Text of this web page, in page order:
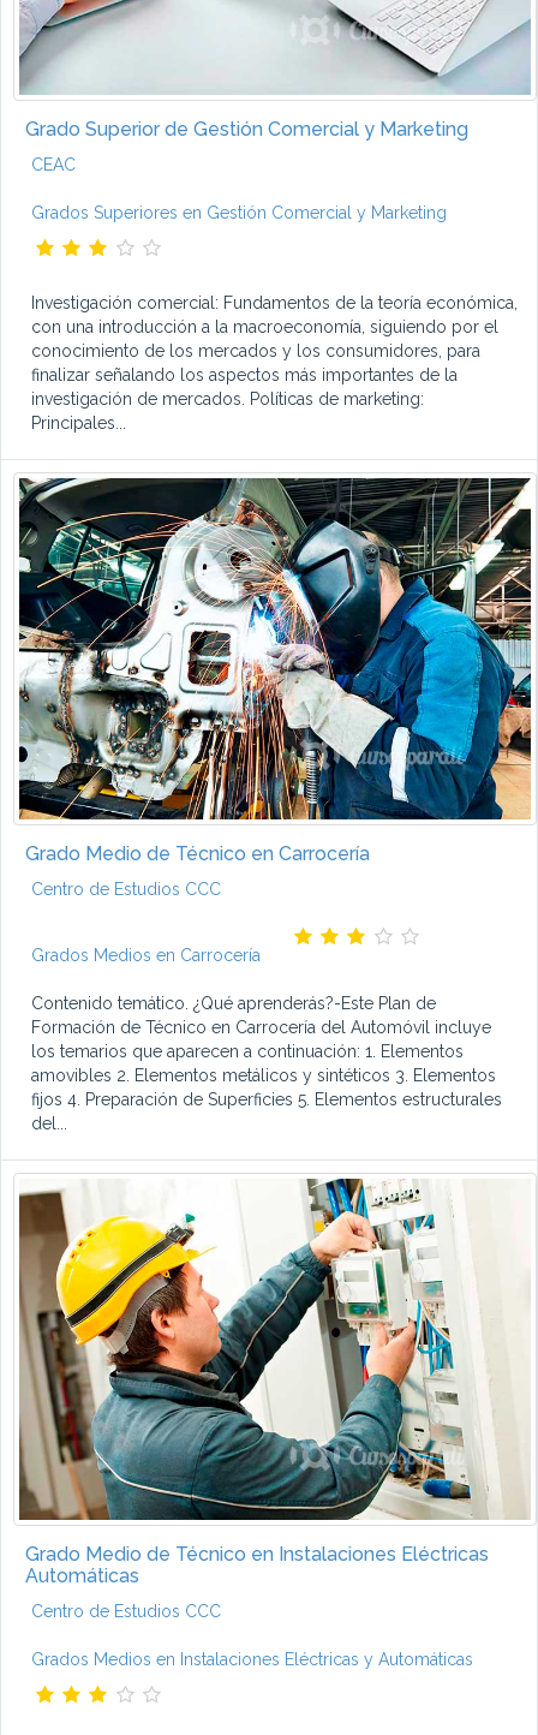
Grado Superior de Gestión Comercial y Marketing
CEAC
Grados Superiores en Gestión Comercial y Marketing
Investigación comercial: Fundamentos de la teoría económica,
con una introducción a la macroeconomía, siguiendo por el
conocimiento de los mercados y los consumidores, para
finalizar señalando los aspectos más importantes de la
investigación de mercados. Políticas de marketing:
Principales...
Grado Medio de Técnico en Carrocería
Centro de Estudios CCC
Grados Medios en Carrocería
Contenido temático. ¿Qué aprenderás?-Este Plan de
Formación de Técnico en Carrocería del Automóvil incluye
los temarios que aparecen a continuación: 1. Elementos
amovibles 2. Elementos metálicos y sintéticos 3. Elementos
fijos 4. Preparación de Superficies 5. Elementos estructurales
del...
Grado Medio de Técnico en Instalaciones Eléctricas
Automáticas
Centro de Estudios CCC
Grados Medios en Instalaciones Eléctricas y Automáticas